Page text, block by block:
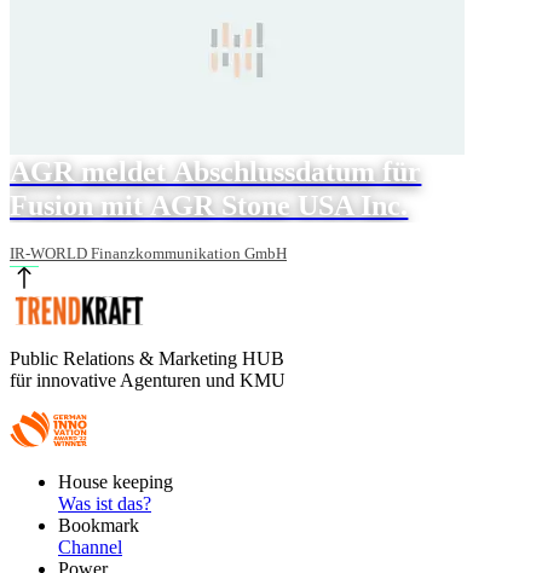
AGR meldet Abschlussdatum für
Fusion mit AGR Stone USA Inc.
IR-WORLD Finanzkommunikation GmbH
Public Relations & Marketing HUB
für innovative Agenturen und KMU
FooterHouse keeping
Was ist das?
Bookmark
Channel
Power